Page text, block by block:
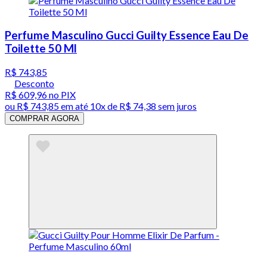
Perfume Masculino Gucci Guilty Essence Eau De
Toilette 50 Ml
R$ 743,85
Desconto
R$ 609,96no PIX
ou R$ 743,85em até 10x de R$ 74,38 sem juros
COMPRAR AGORA